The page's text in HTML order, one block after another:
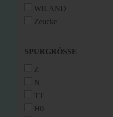
WILAND
Zeucke
SPURGRÖSSE
SPURGRÖSSE
Z
N
TT
H0